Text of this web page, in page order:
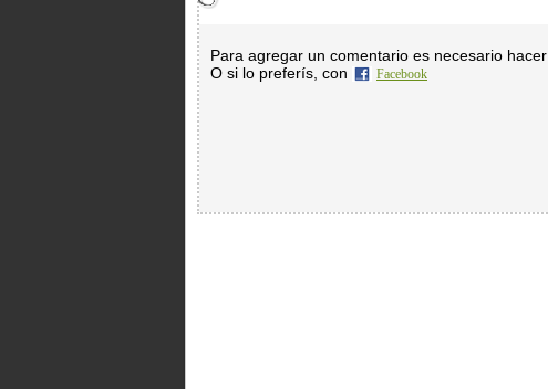
Para agregar un comentario es necesario hacer
O si lo preferís, con
Facebook